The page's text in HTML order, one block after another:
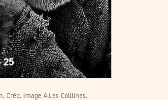
Créd. Image A.Les Colllines.